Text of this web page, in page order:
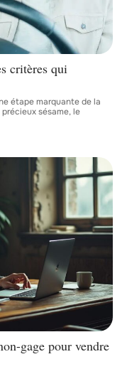
critères qui
étape marquante de la
sésame, le
gage pour vendre